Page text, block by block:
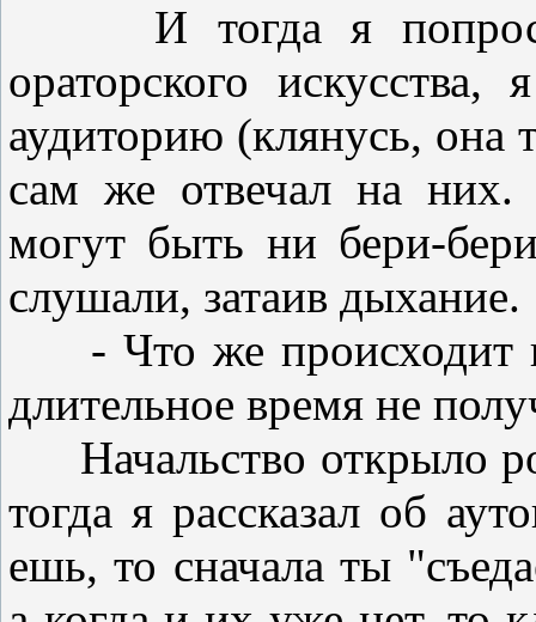
И тогда я
ораторского
аудиторию (клянусь, она
сам же отвечал на
могут быть ни бери-
слушали, затаив дыхание.
- Что же происходит в
длительное время не
Начальство открыло
тогда я рассказал об
ешь, то сначала ты